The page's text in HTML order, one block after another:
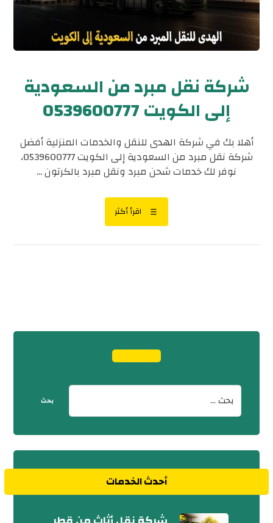
شركة نقل مبرد من السعودية
إلى الكويت 0539600777
أهلا بك في شركة الهدى للنقل والخدمات المنزلية أفضل
شركة نقل مبرد من السعودية إلى الكويت 0539600777،
نوفر لك خدمات شحن مبرد ونقل مبرد بالكرتون ...
اقرأ أكثر
أحدث الخدمات